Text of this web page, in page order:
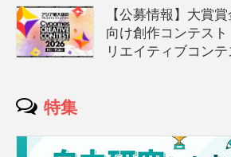
【公募情報】大賞
向け創作コンテス
リエイティブコン
特集